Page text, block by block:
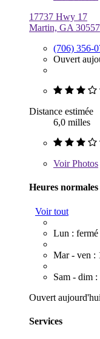
17737 Hwy 17
Martin, GA 30557
(706) 356-
Ouvert
Distance estimée
6,0 milles
VoirPhotos
Heures normales
Voir tout
Lun : fermé
Mar - ven :
Sam - dim :
Ouvert
Services